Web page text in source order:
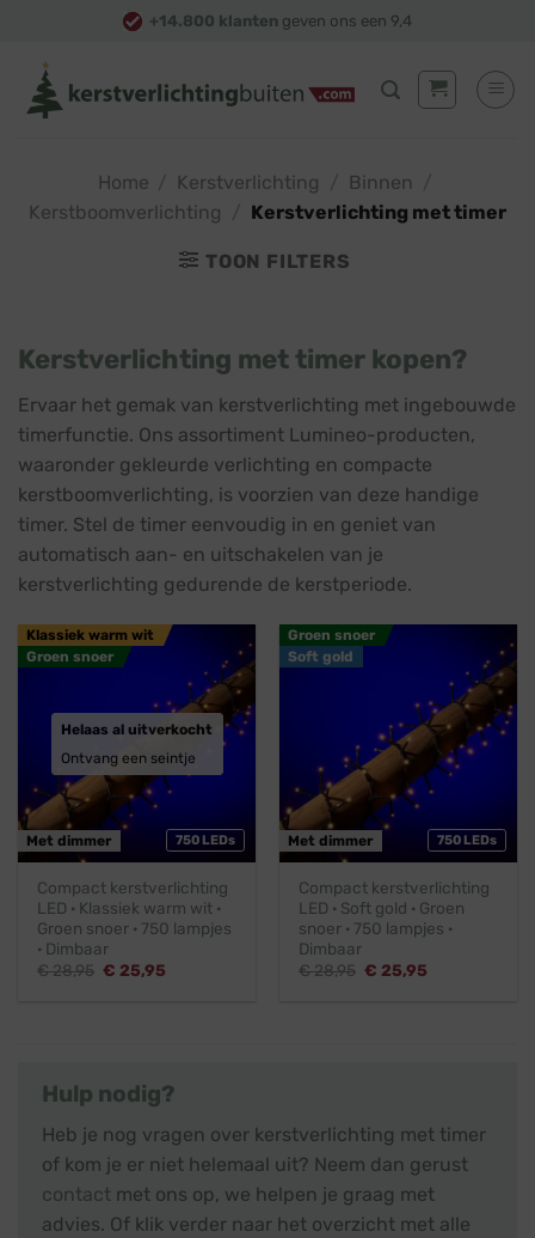
content
+14.800 klanten geven ons een 9,4
Home Kerstverlichting Binnen
Kerstboomverlichting
Kerstverlichting met timer
TOON FILTERS
Kerstverlichting met timer kopen?
Ervaar het gemak van kerstverlichting met ingebouwde
timerfunctie. Ons assortiment Lumineo-producten,
waaronder gekleurde verlichting en compacte
kerstboomverlichting, is voorzien van deze handige
timer. Stel de timer eenvoudig in en geniet van
automatisch aan- en uitschakelen van je
kerstverlichting gedurende de kerstperiode.
750 LEDs
Klassiek warm wit
Groen snoer
Met dimmer
Helaas al uitverkocht
Ontvang een seintje
Compact kerstverlichting
LED · Klassiek warm wit ·
Groen snoer · 750 lampjes
· Dimbaar
€28,95 Oorspronkelijke
€ 25,95
750 LEDs
Groen snoer
Soft gold
Met dimmer
Compact kerstverlichting
LED · Soft gold · Groen
snoer · 750 lampjes ·
Dimbaar
€28,95 Oorspronkelijke
€ 25,95
Hulp nodig?
Heb je nog vragen over kerstverlichting met timer
of kom je er niet helemaal uit? Neem dan gerust
contact met ons op, we helpen je graag met
advies. Of klik verder naar het overzicht met alle